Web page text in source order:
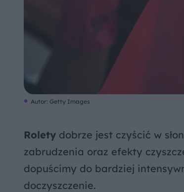
Autor: Getty Images
Rolety dobrze jest czyścić w
zabrudzenia oraz efekty
dopuścimy do bardziej
doczyszczenie.